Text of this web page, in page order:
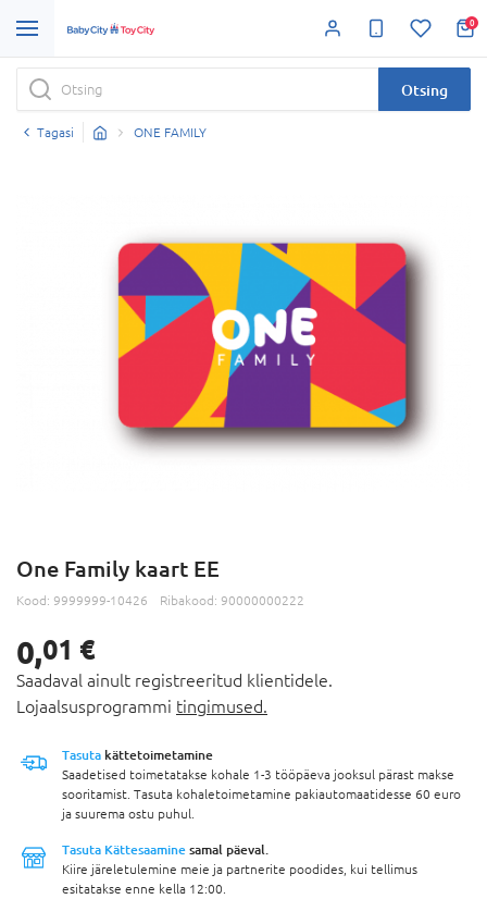
0
Otsing
Tagasi ONE FAMILY
One Family kaart EE
Kood: 9999999-10426 Ribakood: 90000000222
0,01 €
Saadaval ainult registreeritud klientidele.
Lojaalsusprogrammi tingimused.
Tasuta kättetoimetamine
Saadetised toimetatakse kohale 1-3 tööpäeva jooksul pärast makse
sooritamist. Tasuta kohaletoimetamine pakiautomaatidesse 60 euro
ja suurema ostu puhul.
Tasuta Kättesaamine samal päeval.
Kiire järeletulemine meie ja partnerite poodides, kui tellimus
esitatakse enne kella 12:00.